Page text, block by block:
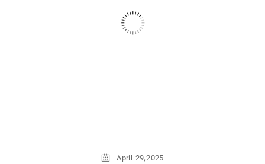
April 29,2025